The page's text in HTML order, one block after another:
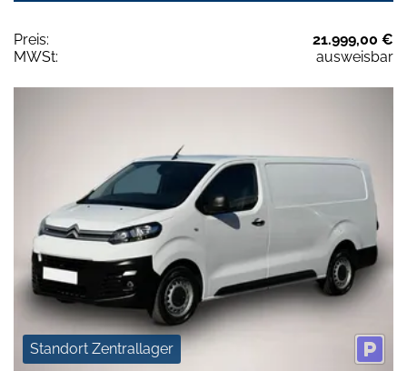
Preis:
21.999,00 €
MWSt:
ausweisbar
Standort Zentrallager